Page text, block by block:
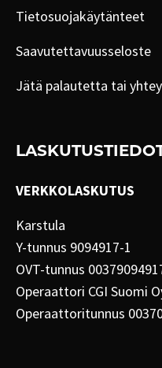
Tietosuojakäytänteet
Saavutettavuusseloste
Jätä palautetta tai
VERKKOLASKUTUS
Karstula
Y-tunnus 9094917-1
OVT-tunnus
Operaattori CGI Suomi
Operaattoritunnus